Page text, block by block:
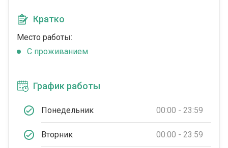
Кратко
Место работы:
C проживанием
График работы
Понедельник 00:00 - 23:59
Вторник 00:00 - 23:59